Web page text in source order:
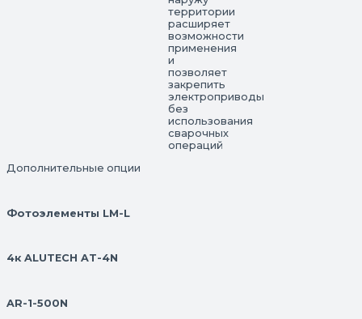
территории
расширяет
возможности
применения
и
позволяет
закрепить
электроприводы
без
использования
сварочных
операций
Дополнительные опции
Фотоэлементы LM-L
4к ALUTECH AT-4N
AR-1-500N